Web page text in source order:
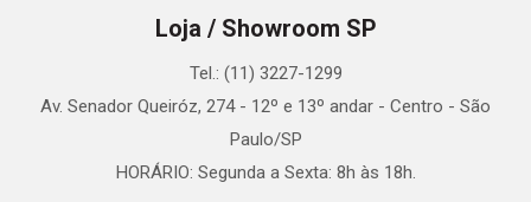
Loja / Showroom SP
Tel.: (11) 3227-1299
Av. Senador Queiróz, 274 - 12º e 13º andar - Centro - São
Paulo/SP
HORÁRIO: Segunda a Sexta: 8h às 18h.